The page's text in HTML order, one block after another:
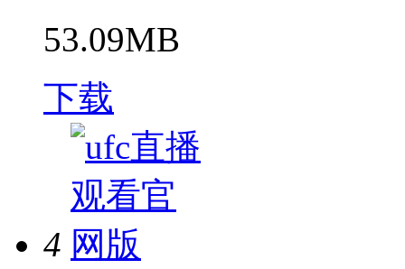
53.09MB
下载
4